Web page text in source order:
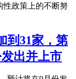
性政策上的不断努
到31家，第
出并上市